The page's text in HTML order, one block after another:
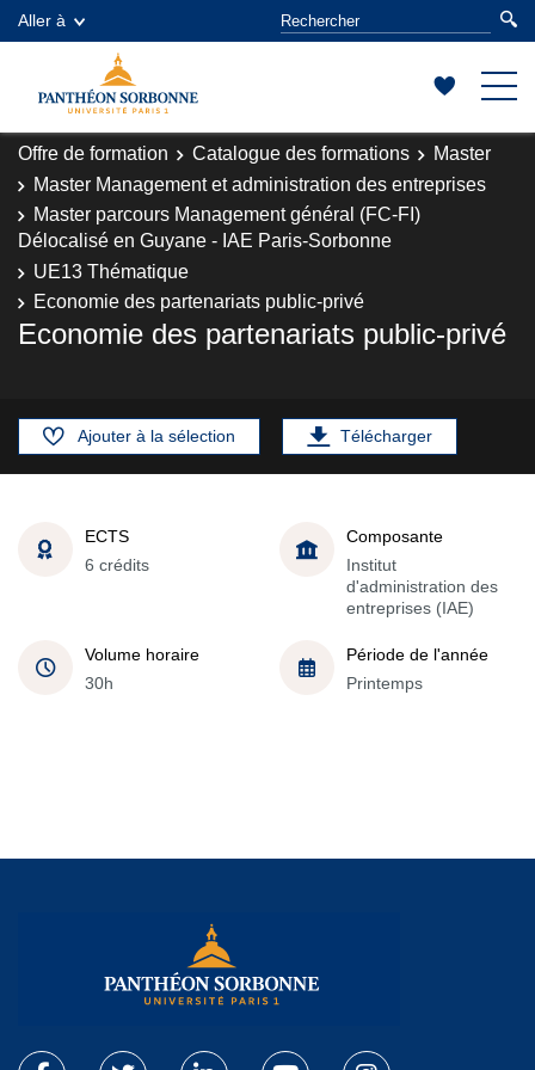
Aller à
Offre de formation Catalogue des formations
Master
Master Management et administration des entreprises
Master parcours Management général (FC-FI)
Délocalisé en Guyane - IAE Paris-Sorbonne
UE13 Thématique
Economie des partenariats public-privé
Economie des partenariats public-privé
Ajouter à la sélection Télécharger
ECTS
6 crédits
Composante
Institut
d'administration des
entreprises (IAE)
Volume horaire
30h
Période de l'année
Printemps